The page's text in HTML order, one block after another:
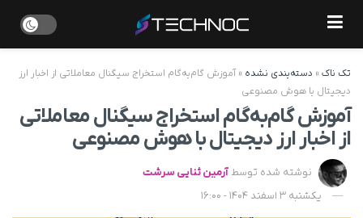
تک ناک» دسته‌بندی نشده » آموزش گام‌به‌گام استخراج سیگنال معاملاتی از اخبار ارز
دیجیتال با هوش مصنوعی
آموزش گام‌به‌گام استخراج سیگنال معاملاتی
از اخبار ارز دیجیتال با هوش مصنوعی
نوشته شده توسط آرمین ثنایی سرشت
یکشنبه 3 اسفند 1404 - 16:00